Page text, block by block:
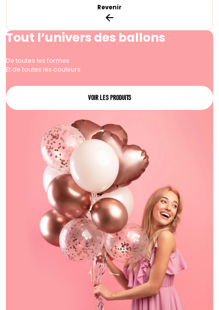
Revenir
Tout l’univers des ballons
De toutes les formes
Et de toutes les couleurs
VOIR LES PRODUITS